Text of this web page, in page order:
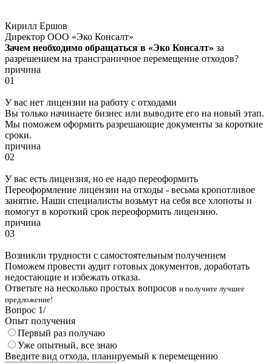
Кирилл Ершов
Директор ООО «Эко Консалт»
Зачем необходимо обращаться в «Эко Консалт» за
разрешением на трансграничное перемещение отходов?
причина
01
У вас нет лицензии на работу с отходами
Вы только начинаете бизнес или выводите его на новый этап.
Мы поможем оформить разрешающие документы за короткие
сроки.
причина
02
У вас есть лицензия, но ее надо переоформить
Переоформление лицензии на отходы - весьма кропотливое
занятие. Наши специалисты возьмут на себя все хлопоты и
помогут в короткий срок переоформить лицензию.
причина
03
Возникли трудности с самостоятельным получением
Поможем провести аудит готовых документов, доработать
недостающие и избежать отказа.
Ответьте на несколько простых вопросов и получите лучшее
предложение!
Вопрос 1/
Опыт получения
Первый раз получаю
Уже опытный, все знаю
Введите вид отхода, планируемый к перемещению